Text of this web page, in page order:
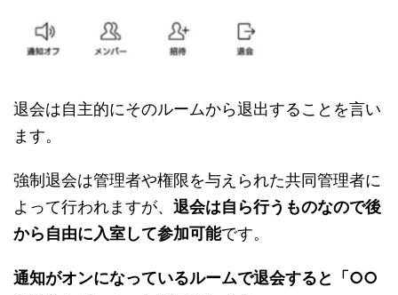
退会は自主的にそのルームから退出することを言い
ます。
強制退会は管理者や権限を与えられた共同管理者に
よって行われますが、 退会は自ら行うものなので後
から自由に入室して参加可能です。
通知がオンになっているルームで退会すると「○○